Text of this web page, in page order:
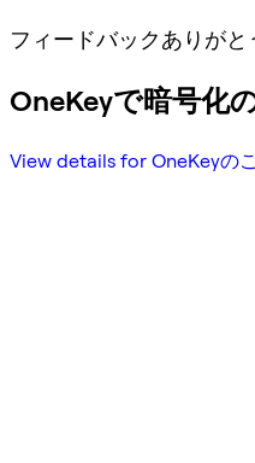
フィードバックありがと
OneKeyで暗号化
View details for OneKeyの